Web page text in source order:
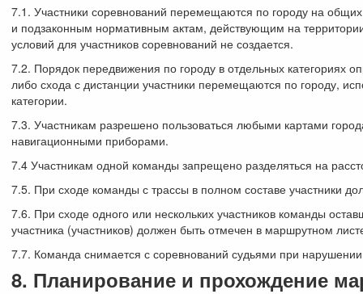
7.1. Участники соревнований перемещаются по городу на
и подзаконным нормативным актам, действующим на
условий для участников соревнований не создается.
7.2. Порядок передвижения по городу в отдельных
либо схода с дистанции участники перемещаются по городу,
категории.
7.3. Участникам разрешено пользоваться любыми картами
навигационными приборами.
7.4 Участникам одной команды запрещено разделяться на
7.5. При сходе команды с трассы в полном составе участники
7.6. При сходе одного или нескольких участников команды
участника (участников) должен быть отмечен в маршрутном
7.7. Команда снимается с соревнований судьями при
8. Планирование и прохождение